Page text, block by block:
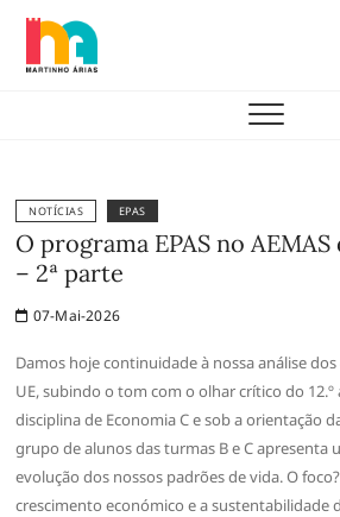
Skip
content
NOTÍCIAS EPAS
O programa EPAS no AEMAS
– 2ª parte
07-Mai-2026
Damos hoje continuidade à nossa análise
UE, subindo o tom com o olhar crítico do
disciplina de Economia C e sob a orientação
grupo de alunos das turmas B e C apresenta
evolução dos nossos padrões de vida. O
crescimento económico e a sustentabilidade